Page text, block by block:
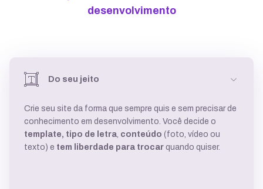
desenvolvimento
Do seu jeito
Crie seu site da forma que sempre quis e sem precisar de
conhecimento em desenvolvimento. Você decide o
template, tipo de letra, conteúdo (foto, vídeo ou
texto) e tem liberdade para trocar quando quiser.